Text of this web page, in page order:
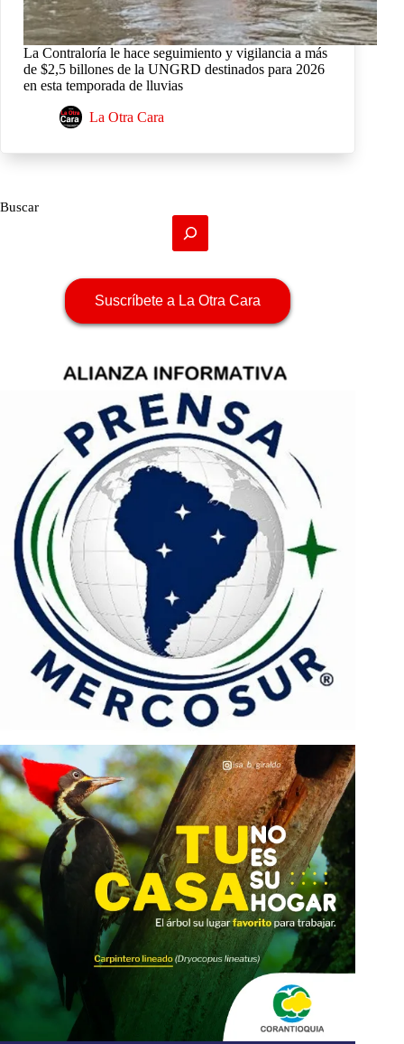
La Contraloría le hace seguimiento y vigilancia a más
de $2,5 billones de la UNGRD destinados para 2026
en esta temporada de lluvias
La Otra Cara
Buscar
Suscríbete a La Otra Cara